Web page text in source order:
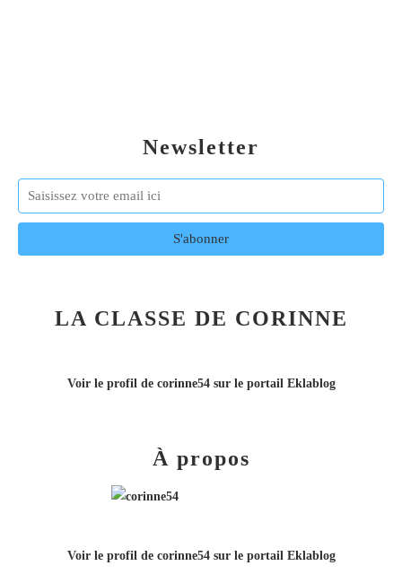
Newsletter
LA CLASSE DE CORINNE
Voir le profil de corinne54sur le portail Eklablog
À propos
Voir le profil de corinne54sur le portail Eklablog